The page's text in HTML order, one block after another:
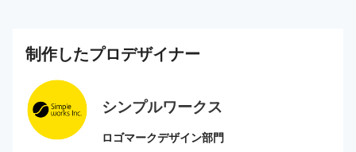
制作したプロデザイナー
シンプルワークス
ロゴマークデザイン部門